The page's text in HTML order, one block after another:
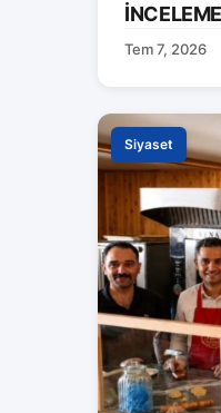
Tem 7, 2026
Siyaset